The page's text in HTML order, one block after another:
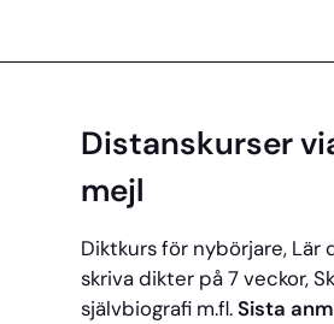
Distanskurser
mejl
Diktkurs för nybörjare, Lär
skriva dikter på 7 veckor,
självbiografi m.fl.Sista